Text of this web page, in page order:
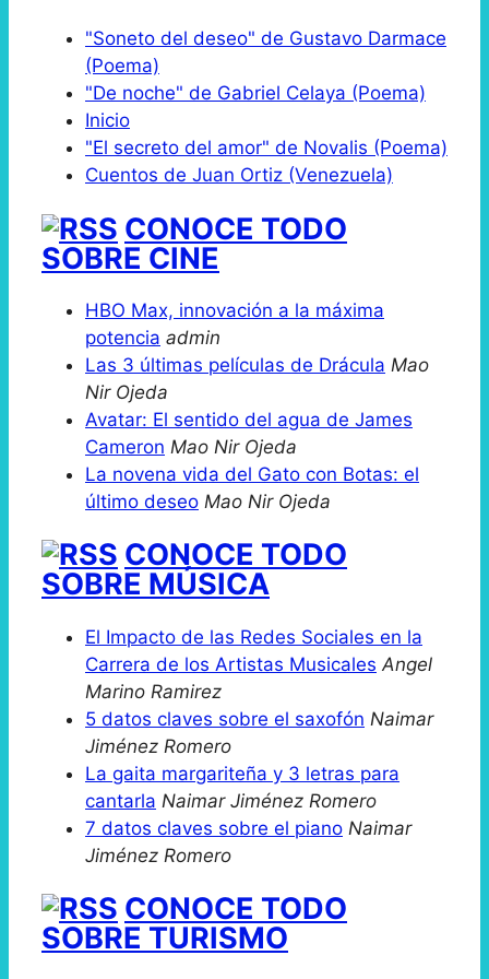
"Soneto del deseo" de Gustavo Darmace
(Poema)
"De noche" de Gabriel Celaya (Poema)
Inicio
"El secreto del amor" de Novalis (Poema)
Cuentos de Juan Ortiz (Venezuela)
CONOCE TODO
SOBRE CINE
HBO Max, innovación a la máxima
potencia admin
Las 3 últimas películas de Drácula Mao
Nir Ojeda
Avatar: El sentido del agua de James
Cameron Mao Nir Ojeda
La novena vida del Gato con Botas: el
último deseo Mao Nir Ojeda
CONOCE TODO
SOBRE MÚSICA
El Impacto de las Redes Sociales en la
Carrera de los Artistas Musicales Angel
Marino Ramirez
5 datos claves sobre el saxofón Naimar
Jiménez Romero
La gaita margariteña y 3 letras para
cantarla Naimar Jiménez Romero
7 datos claves sobre el piano Naimar
Jiménez Romero
CONOCE TODO
SOBRE TURISMO